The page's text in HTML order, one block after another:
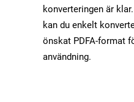
konverteringen är
kan du enkelt
önskat PDFA-format
användning.